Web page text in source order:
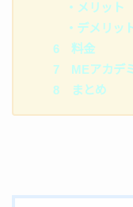
・メリット
・デメリッ
6 料金
7 MEアカデ
8 まとめ